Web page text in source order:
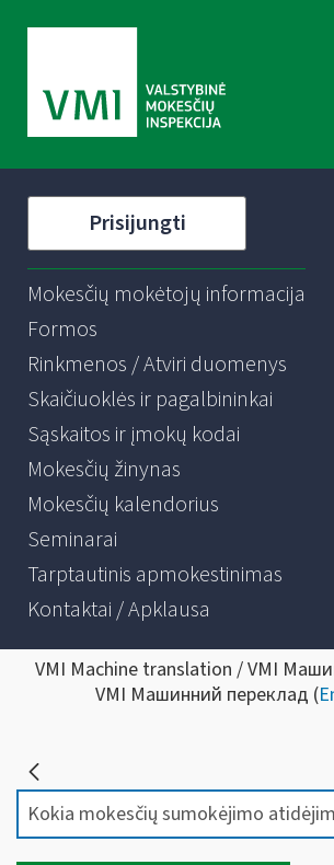
Prisijungti
Mokesčių mokėtojų informacija
Formos
Rinkmenos / Atviri duomenys
Skaičiuoklės ir pagalbininkai
Sąskaitos ir įmokų kodai
Mokesčių žinynas
Mokesčių kalendorius
Seminarai
Tarptautinis apmokestinimas
Kontaktai / Apklausa
VMI Machine translation / VMI
VMI Машинний переклад (